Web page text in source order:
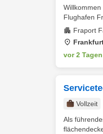
Flughafen
Fraport
vor 2 Tagen
Vollzeit
Als